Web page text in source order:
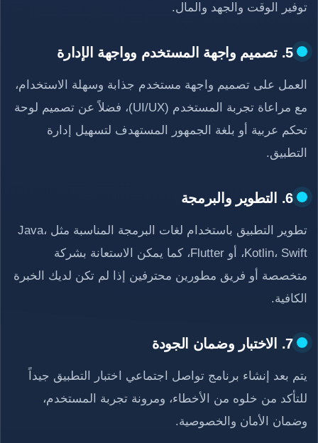
توفير الوقت والجهد والمال.
5. تصميم واجهة المستخدم وواجهة الإدارة
العمل على تصميم واجهة مستخدم جذابة وسهلة الاستخدام،
مع مراعاة تجربة المستخدم (UI/UX)، فضلاً عن تصميم لوحة
تحكم عربية أو بلغة الجمهور المستهدف لتسهيل إدارة
التطبيق.
6. التطوير والبرمجة
تطوير التطبيق باستخدام لغات البرمجة المناسبة مثل Java،
Kotlin، Swift، أو Flutter، كما يمكن الاستعانة بشركة
متخصصة أو فريق مطورين محترفين إذا لم تكن لديك الخبرة
الكافية.
7. الاختبار وضمان الجودة
يتم بعد إنشاء برنامج تواصل اجتماعي اختبار التطبيق جيداً
للتأكد من خلوه من الأخطاء، ومرونة تجربة المستخدم،
وضمان الأمان والخصوصية.